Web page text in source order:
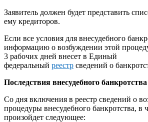
Заявитель должен будет представить
ему кредиторов.
Если все условия для внесудебного
информацию о возбуждении этой
3 рабочих дней внесет в Единый
федеральный реестр сведений о
Последствия внесудебного банкротства
Со дня включения в реестр сведений о
процедуры внесудебного банкротства, в
произойдет следующее: